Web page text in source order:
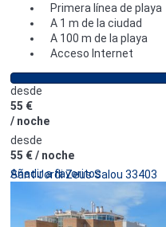
Primera línea de playa
A 1 m de la ciudad
A 100 m de la playa
Acceso Internet
desde
55 €
/ noche
desde
55 €/ noche
Sant Jordi Zeus Salou 33403
Añadir a favoritos